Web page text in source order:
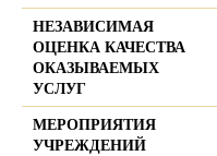
НЕЗАВИСИМАЯ
ОЦЕНКА КАЧЕСТВА
ОКАЗЫВАЕМЫХ
УСЛУГ
МЕРОПРИЯТИЯ
УЧРЕЖДЕНИЙ